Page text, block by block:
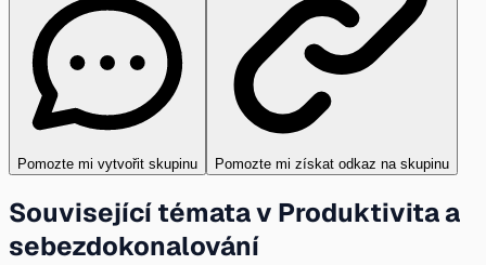
Pomozte mi vytvořit skupinu Pomozte mi získat odkaz na skupinu
Související témata v Produktivita a
sebezdokonalování